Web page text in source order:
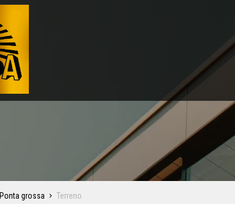
Ponta grossa Terreno